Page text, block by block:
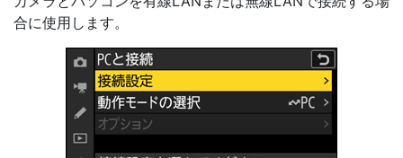
合に使用します。